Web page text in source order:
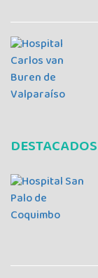
DESTACADOS